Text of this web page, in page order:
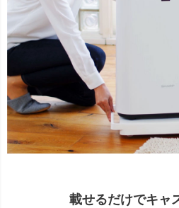
載せるだけでキャ